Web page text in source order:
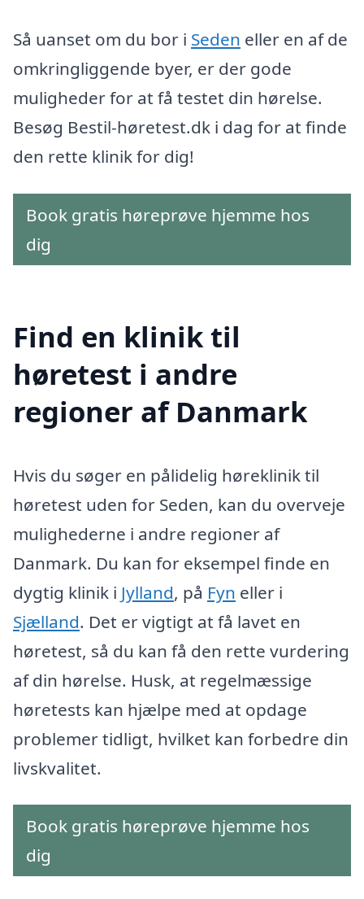
Så uanset om du bor i Seden eller en af de
omkringliggende byer, er der gode
muligheder for at få testet din hørelse.
Besøg Bestil-høretest.dk i dag for at finde
den rette klinik for dig!
Book gratis høreprøve hjemme hos
dig
Find en klinik til
høretest i andre
regioner af Danmark
Hvis du søger en pålidelig høreklinik til
høretest uden for Seden, kan du overveje
mulighederne i andre regioner af
Danmark. Du kan for eksempel finde en
dygtig klinik i Jylland, på Fyn eller i
Sjælland. Det er vigtigt at få lavet en
høretest, så du kan få den rette vurdering
af din hørelse. Husk, at regelmæssige
høretests kan hjælpe med at opdage
problemer tidligt, hvilket kan forbedre din
livskvalitet.
Book gratis høreprøve hjemme hos
dig